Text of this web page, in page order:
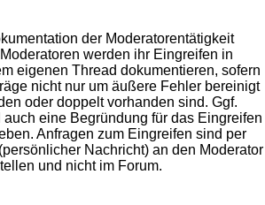
der Moderatorentätigkeit
werden ihr Eingreifen in
eigenen Thread dokumentieren, sofern
nicht nur um äußere Fehler bereinigt
oder doppelt vorhanden sind. Ggf.
auch eine Begründung für das Eingreifen
Anfragen zum Eingreifen sind per
Nachricht) an den Moderator
und nicht im Forum.